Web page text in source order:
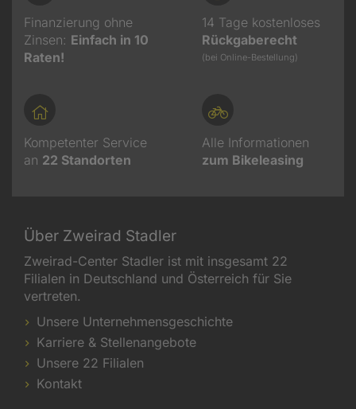
Finanzierung ohne
Zinsen: Einfach in 10
Raten!
14 Tage kostenloses
Rückgaberecht
(bei Online-Bestellung)
Kompetenter Service
an 22 Standorten
Alle Informationen
zum Bikeleasing
Über Zweirad Stadler
Zweirad-Center Stadler ist mit insgesamt 22
Filialen in Deutschland und Österreich für Sie
vertreten.
Unsere Unternehmensgeschichte
Karriere & Stellenangebote
Unsere 22 Filialen
Kontakt